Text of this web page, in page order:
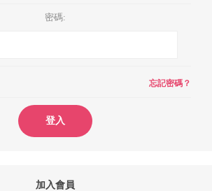
密碼:
忘記密碼？
登入
加入會員